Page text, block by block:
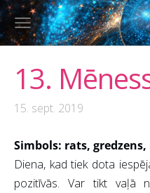
13.
15. sept. 2019
Simbols: rats,
Diena, kad tiek dota
pozitīvās. Var tikt vaļā